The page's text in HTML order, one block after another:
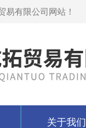
易有限公司网站！
关于我们